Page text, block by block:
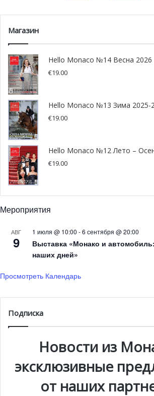
Магазин
Hello Monaco №14 Весна 2026
€19.00
Hello Monaco №13 Зима 2025-
€19.00
Hello Monaco №12 Лето –
€19.00
Мероприятия
АВГ
9
1 июля @ 10:00 -6 сентября @ 20:00
Выставка «Монако и
наших дней»
Просмотреть Календарь
Подписка
Новости из
эксклюзивные
от наших